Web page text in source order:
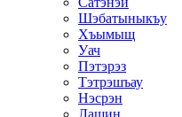
Шэбатыныкъу
Хъымыщ
Уач
Пэтэрэз
Тэтрэшъау
Нэсрэн
Лашин